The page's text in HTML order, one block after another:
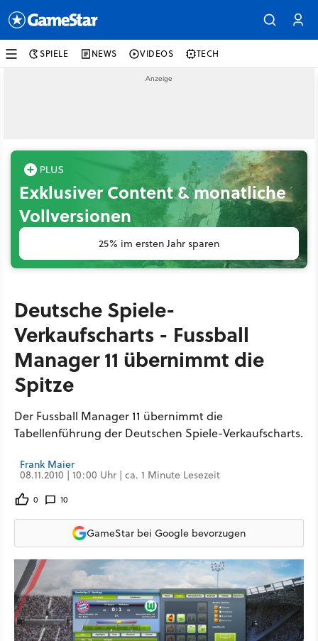
SPIELE NEWS VIDEOS TECH
Exklusiver Content & monatliche
Vollversionen
25% im ersten Jahr sparen
Deutsche Spiele-
Verkaufscharts - Fussball
Manager 11 übernimmt die
Spitze
Der Fussball Manager 11 übernimmt die
Tabellenführung der Deutschen Spiele-Verkaufscharts.
Frank Maier
08.11.2010 | 10:00 Uhr | ca. 1 Minute Lesezeit
0 10
GameStar bei Google bevorzugen